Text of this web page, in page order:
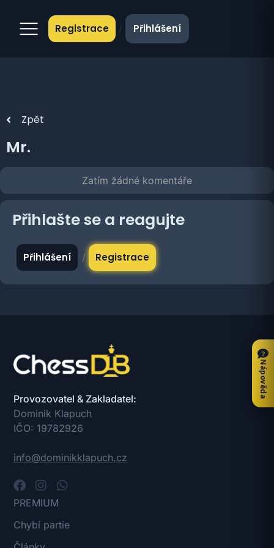
Registrace / Přihlášení
Zpět
Mr.
Zatím žádné komentáře
Přihlašte se a reagujte
Přihlášení / Registrace
Provozovatel & Zakladatel:
Dominik Klapuch
IČO: 19782926
info@dominikklapuch.cz
PREMIUM
Chybí partie
Nápověda